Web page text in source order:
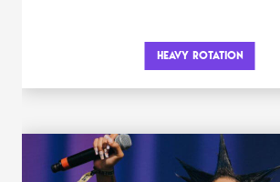
HEAVY ROTATION